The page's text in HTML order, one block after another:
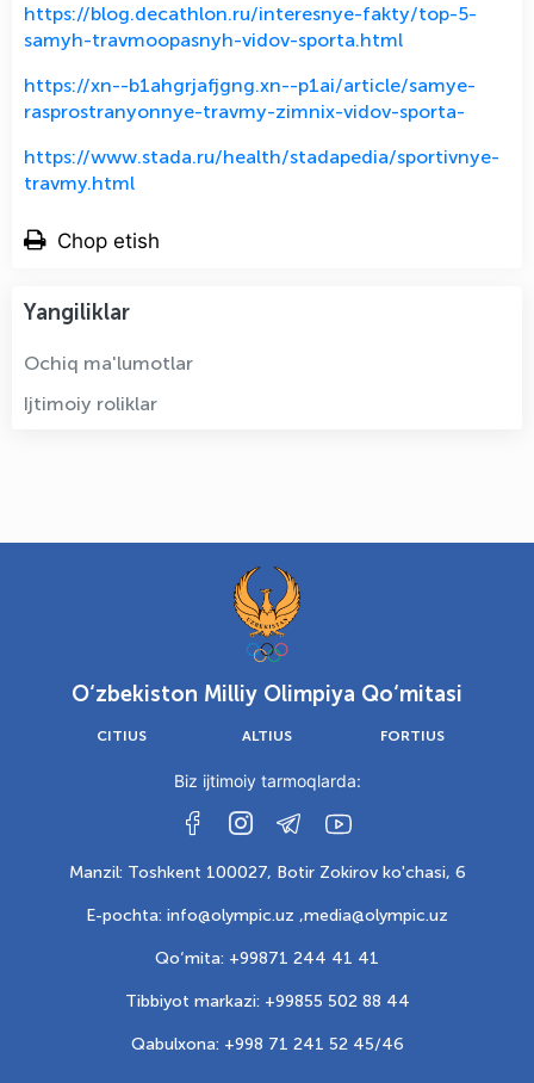
https://blog.decathlon.ru/interesnye-fakty/top-5-
samyh-travmoopasnyh-vidov-sporta.html
https://xn--b1ahgrjafjgng.xn--p1ai/article/samye-
rasprostranyonnye-travmy-zimnix-vidov-sporta-
https://www.stada.ru/health/stadapedia/sportivnye-
travmy.html
Chop etish
Yangiliklar
Ochiq ma'lumotlar
Ijtimoiy roliklar
O‘zbekiston Milliy Olimpiya Qo‘mitasi
CITIUS ALTIUS FORTIUS
Biz ijtimoiy tarmoqlarda:
Manzil: Toshkent 100027, Botir Zokirov ko'chasi, 6
E-pochta: info@olympic.uz ,media@olympic.uz
Qo‘mita: +99871 244 41 41
Tibbiyot markazi: +99855 502 88 44
Qabulxona: +998 71 241 52 45/46